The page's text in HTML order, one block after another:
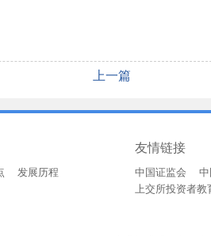
上一篇
发展历程
友情链接
中国证监会
上交所投资者教